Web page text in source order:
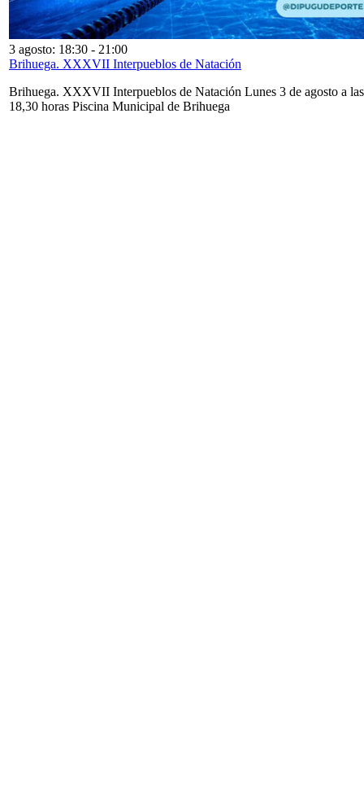
3 agosto: 18:30 - 21:00
Brihuega. XXXVII Interpueblos de Natación
Brihuega. XXXVII Interpueblos de Natación Lunes 3 de agosto a las
18,30 horas Piscina Municipal de Brihuega